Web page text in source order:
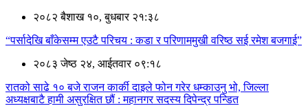
२०८२ बैशाख १०, बुधबार २१:३८
“पर्सादेखि बाँकेसम्म एउटै परिचय : कडा र परिणाममुखी वरिष्ठ सई रमेश बजगाई”
२०८३ जेष्ठ २४, आईतवार ०९:१८
रातको साढे १० बजे राजन कार्की दाइले फोन गरेर धम्काउनु भो, जिल्ला
अध्यक्षबाटै हामी असुरक्षित छौं : महानगर सदस्य दिपेन्द्र पन्डित